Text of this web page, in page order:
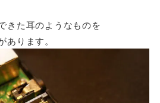
きた耳のようなものを
あります。